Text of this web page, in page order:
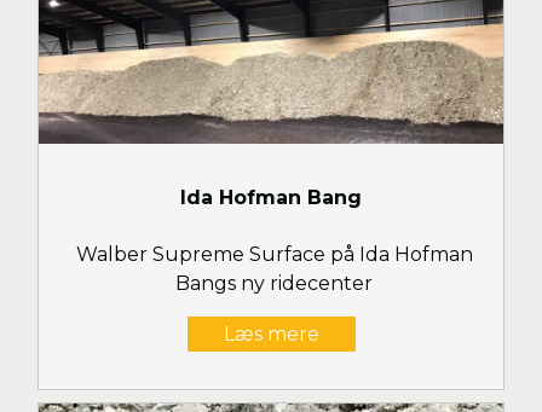
Ida Hofman Bang
Walber Supreme Surface på Ida Hofman
Bangs ny ridecenter
Læs mere